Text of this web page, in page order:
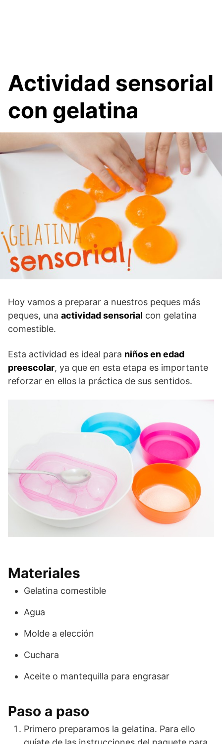
Actividad sensorial
con gelatina
Hoy vamos a preparar a nuestros peques más
peques, una actividad sensorial con gelatina
comestible.
Esta actividad es ideal para niños en edad
preescolar, ya que en esta etapa es importante
reforzar en ellos la práctica de sus sentidos.
Materiales
Gelatina comestible
Agua
Molde a elección
Cuchara
Aceite o mantequilla para engrasar
Paso a paso
Primero preparamos la gelatina. Para ello